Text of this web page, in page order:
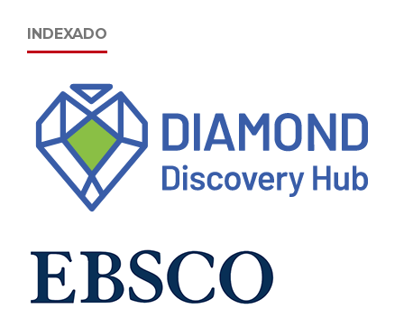
INDEXADO